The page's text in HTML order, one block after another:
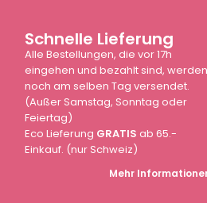
Schnelle Lieferung
Alle Bestellungen, die vor 17h
eingehen und bezahlt sind, werden
noch am selben Tag versendet.
(Außer Samstag, Sonntag oder
Feiertag)
Eco Lieferung GRATIS ab 65.-
Einkauf. (nur Schweiz)
Mehr